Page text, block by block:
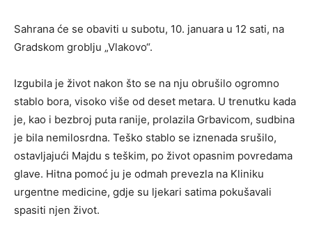
Sahrana će se obaviti u subotu, 10. januara u 12 sati, na
Gradskom groblju „Vlakovo“.
Izgubila je život nakon što se na nju obrušilo ogromno
stablo bora, visoko više od deset metara. U trenutku kada
je, kao i bezbroj puta ranije, prolazila Grbavicom, sudbina
je bila nemilosrdna. Teško stablo se iznenada srušilo,
ostavljajući Majdu s teškim, po život opasnim povredama
glave. Hitna pomoć ju je odmah prevezla na Kliniku
urgentne medicine, gdje su ljekari satima pokušavali
spasiti njen život.